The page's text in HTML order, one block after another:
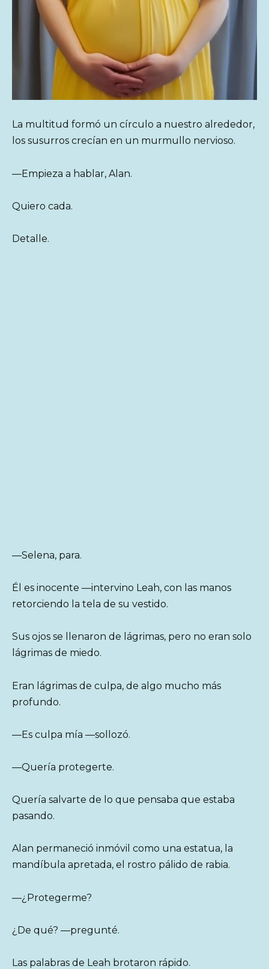
La multitud formó un círculo a nuestro alrededor,
los susurros crecían en un murmullo nervioso.
—Empieza a hablar, Alan.
Quiero cada.
Detalle.
—Selena, para.
Él es inocente —intervino Leah, con las manos
retorciendo la tela de su vestido.
Sus ojos se llenaron de lágrimas, pero no eran solo
lágrimas de miedo.
Eran lágrimas de culpa, de algo mucho más
profundo.
—Es culpa mía —sollozó.
—Quería protegerte.
Quería salvarte de lo que pensaba que estaba
pasando.
Alan permaneció inmóvil como una estatua, la
mandíbula apretada, el rostro pálido de rabia.
—¿Protegerme?
¿De qué? —pregunté.
Las palabras de Leah brotaron rápido.